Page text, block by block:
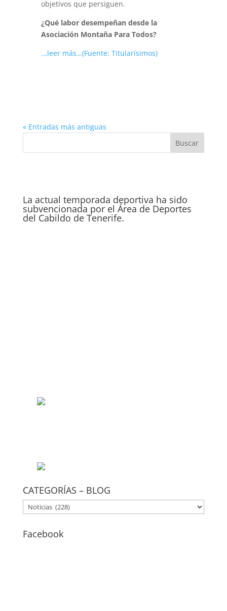
objetivos que persiguen.
¿Qué labor desempeñan desde la
Asociación Montaña Para Todos?
..,leer más…(Fuente: Titularísimos)
« Entradas más antiguas
La actual temporada deportiva ha sido
subvencionada por el Área de Deportes
del Cabildo de Tenerife.
CATEGORÍAS – BLOG
CATEGORÍAS
–
BLOG
Facebook